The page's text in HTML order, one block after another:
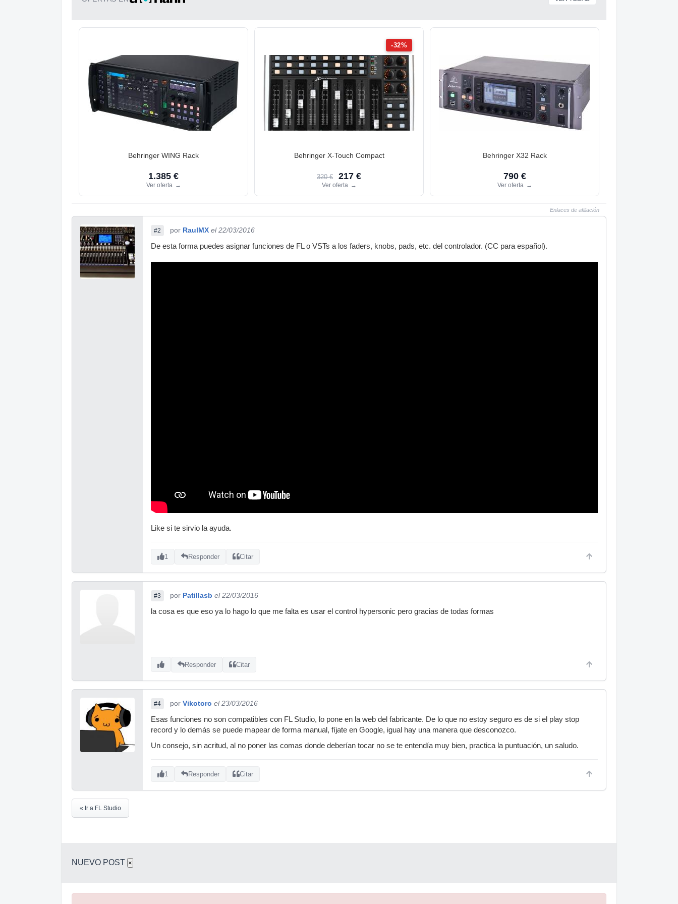
Behringer WING Rack
1.385 €
Ver oferta →
-32%
Behringer X-Touch Compact
320 € 217 €
Ver oferta →
Behringer X32 Rack
790 €
Ver oferta →
Enlaces de afiliación
#2 por RaulMX el 22/03/2016
De esta forma puedes asignar funciones de FL o VSTs a los faders, knobs, pads, etc. del controlador. (CC para español).
Like si te sirvio la ayuda.
1 Responder Citar
#3 por Patillasb el 22/03/2016
la cosa es que eso ya lo hago lo que me falta es usar el control hypersonic pero gracias de todas formas
Responder Citar
#4 por Vikotoro el 23/03/2016
Esas funciones no son compatibles con FL Studio, lo pone en la web del fabricante. De lo que no estoy seguro es de si el play stop
record y lo demás se puede mapear de forma manual, fíjate en Google, igual hay una manera que desconozco.
Un consejo, sin acritud, al no poner las comas donde deberían tocar no se te entendía muy bien, practica la puntuación, un saludo.
1 Responder Citar
« Ir a FL Studio
NUEVO POST ×